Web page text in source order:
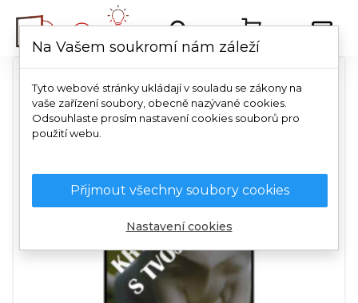
Na Vašem soukromí nám záleží
Tyto webové stránky ukládají v souladu se zákony na
vaše zařízení soubory, obecně nazývané cookies.
Odsouhlaste prosím nastavení cookies souborů pro
použití webu.
Přijmout všechny soubory cookies
Nastavení cookies